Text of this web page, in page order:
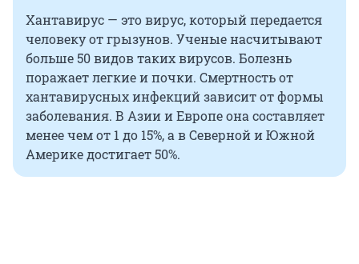
Хантавирус — это вирус, который передается
человеку от грызунов. Ученые насчитывают
больше 50 видов таких вирусов. Болезнь
поражает легкие и почки. Смертность от
хантавирусных инфекций зависит от формы
заболевания. В Азии и Европе она составляет
менее чем от 1 до 15%, а в Северной и Южной
Америке достигает 50%.